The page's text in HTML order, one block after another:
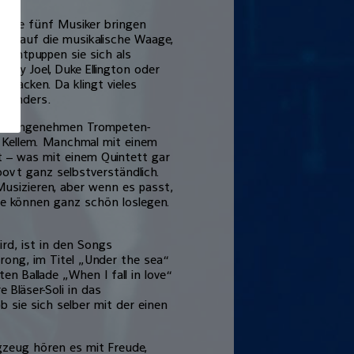
die fünf Musiker bringen
auf die musikalische Waage,
entpuppen sie sich als
Joel, Duke Ellington oder
Da klingt vieles
anders.
angenehmen Trompeten-
Manchmal mit einem
– was mit einem Quintett gar
ganz selbstverständlich.
aber wenn es passt,
können ganz schön loslegen.
ist in den Songs
im Titel „Under the sea“
Ballade „When I fall in love“
Bläser-Soli in das
sie sich selber mit der einen
hören es mit Freude,